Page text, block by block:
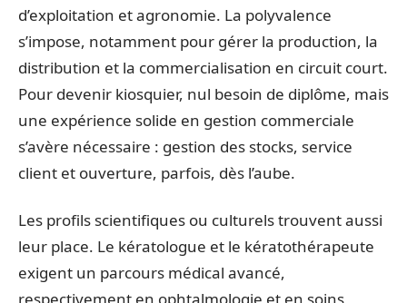
d’exploitation et agronomie. La polyvalence
s’impose, notamment pour gérer la production, la
distribution et la commercialisation en circuit court.
Pour devenir kiosquier, nul besoin de diplôme, mais
une expérience solide en gestion commerciale
s’avère nécessaire : gestion des stocks, service
client et ouverture, parfois, dès l’aube.
Les profils scientifiques ou culturels trouvent aussi
leur place. Le kératologue et le kératothérapeute
exigent un parcours médical avancé,
respectivement en ophtalmologie et en soins